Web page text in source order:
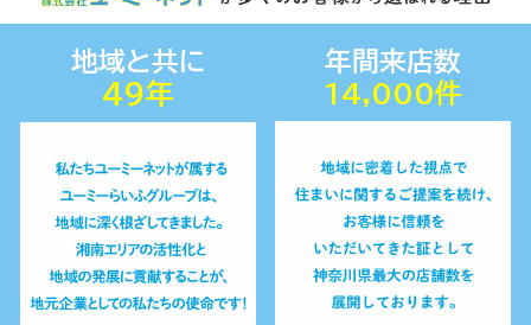
地域と共に
49年
年間来店数
14,000件